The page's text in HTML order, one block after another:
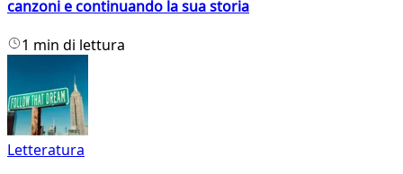
canzoni e continuando la sua storia
1 min di lettura
Letteratura